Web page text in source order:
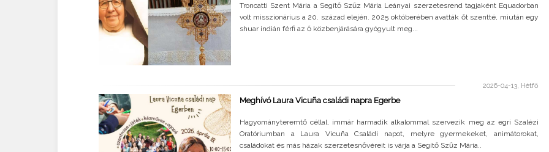
Troncatti Szent Mária a Segítő Szűz Mária Leányai szerzetesrend tagjaként Equadorban
volt misszionárius a 20. század elején. 2025 októberében avatták őt szentté, miután egy
shuar indián férfi az ő közbenjárására gyógyult meg...
2026-04-13, Hétfő
Meghívó Laura Vicuña családi napra Egerbe
Hagyományteremtő céllal, immár harmadik alkalommal szervezik meg az egri Szalézi
Oratóriumban a Laura Vicuña Családi napot, melyre gyermekeket, animátorokat,
családokat és más házak szerzetesnővéreit is várja a Segítő Szűz Mária..